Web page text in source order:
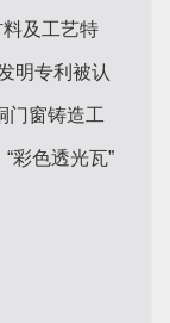
及工艺特
明专利被认
门窗铸造工
彩色透光瓦”